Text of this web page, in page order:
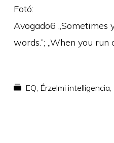
Fotó:
Avogado6 „Sometimes
words.”; „When you
EQ, Érzelmi intelligencia,